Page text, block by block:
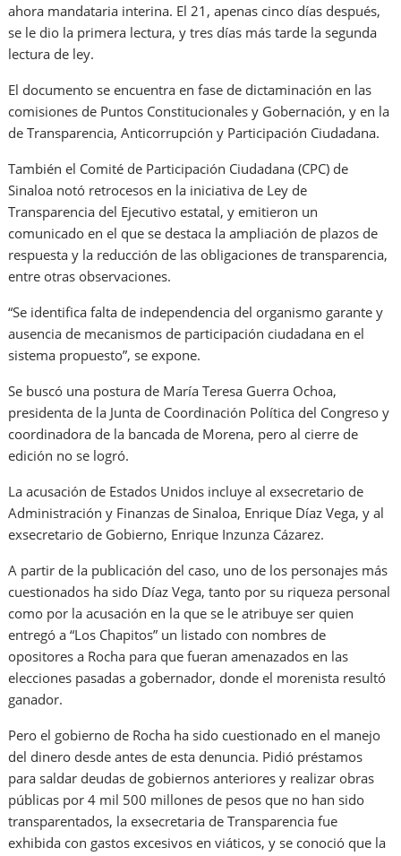
ahora mandataria interina. El 21, apenas cinco días después,
se le dio la primera lectura, y tres días más tarde la segunda
lectura de ley.
El documento se encuentra en fase de dictaminación en las
comisiones de Puntos Constitucionales y Gobernación, y en la
de Transparencia, Anticorrupción y Participación Ciudadana.
También el Comité de Participación Ciudadana (CPC) de
Sinaloa notó retrocesos en la iniciativa de Ley de
Transparencia del Ejecutivo estatal, y emitieron un
comunicado en el que se destaca la ampliación de plazos de
respuesta y la reducción de las obligaciones de transparencia,
entre otras observaciones.
“Se identifica falta de independencia del organismo garante y
ausencia de mecanismos de participación ciudadana en el
sistema propuesto”, se expone.
Se buscó una postura de María Teresa Guerra Ochoa,
presidenta de la Junta de Coordinación Política del Congreso y
coordinadora de la bancada de Morena, pero al cierre de
edición no se logró.
La acusación de Estados Unidos incluye al exsecretario de
Administración y Finanzas de Sinaloa, Enrique Díaz Vega, y al
exsecretario de Gobierno, Enrique Inzunza Cázarez.
A partir de la publicación del caso, uno de los personajes más
cuestionados ha sido Díaz Vega, tanto por su riqueza personal
como por la acusación en la que se le atribuye ser quien
entregó a “Los Chapitos” un listado con nombres de
opositores a Rocha para que fueran amenazados en las
elecciones pasadas a gobernador, donde el morenista resultó
ganador.
Pero el gobierno de Rocha ha sido cuestionado en el manejo
del dinero desde antes de esta denuncia. Pidió préstamos
para saldar deudas de gobiernos anteriores y realizar obras
públicas por 4 mil 500 millones de pesos que no han sido
transparentados, la exsecretaria de Transparencia fue
exhibida con gastos excesivos en viáticos, y se conoció que la